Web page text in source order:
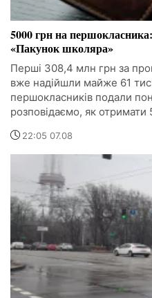
5000 грн на
«Пакунок школяра»
Перші 308,4 млн грн за
вже надійшли майже 61
першокласників подали
розповідаємо, як отримати
22:05 07.08